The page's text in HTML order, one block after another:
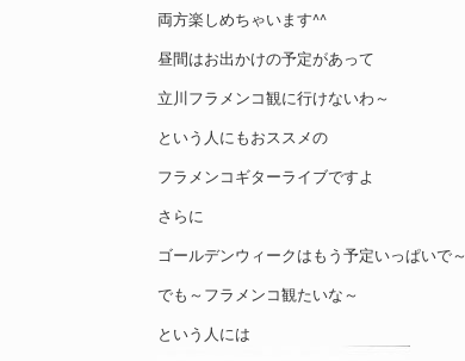
両方楽しめちゃいます^^
昼間はお出かけの予定があって
立川フラメンコ観に行けないわ～
という人にもおススメの
フラメンコギターライブですよ
さらに
ゴールデンウィークはもう予定いっぱいで～
でも～フラメンコ観たいな～
という人には